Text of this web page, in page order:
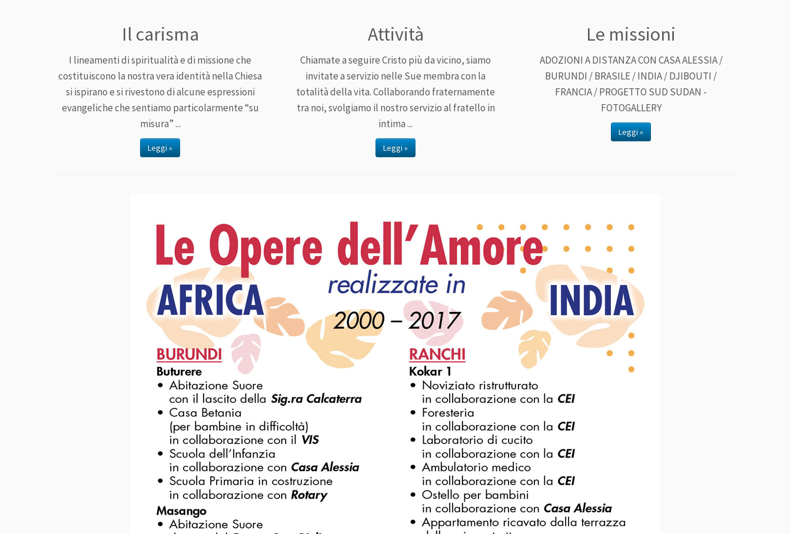
Il carisma
I lineamenti di spiritualità e di missione che
costituiscono la nostra vera identità nella Chiesa
si ispirano e si rivestono di alcune espressioni
evangeliche che sentiamo particolarmente “su
misura” ...
Leggi »
Attività
Chiamate a seguire Cristo più da vicino, siamo
invitate a servizio nelle Sue membra con la
totalità della vita. Collaborando fraternamente
tra noi, svolgiamo il nostro servizio al fratello in
intima ...
Leggi »
Le missioni
ADOZIONI A DISTANZA CON CASA ALESSIA /
BURUNDI / BRASILE / INDIA / DJIBOUTI /
FRANCIA / PROGETTO SUD SUDAN -
FOTOGALLERY
Leggi »